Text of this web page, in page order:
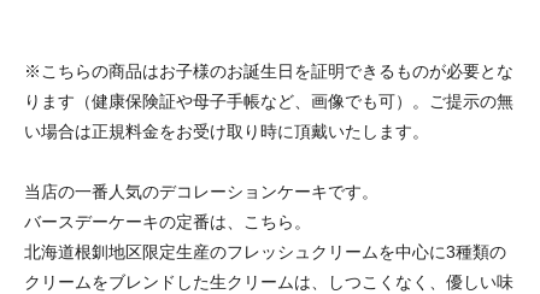
※こちらの商品はお子様のお誕生日を証明できるものが必要とな
ります（健康保険証や母子手帳など、画像でも可）。ご提示の無
い場合は正規料金をお受け取り時に頂戴いたします。
当店の一番人気のデコレーションケーキです。
バースデーケーキの定番は、こちら。
北海道根釧地区限定生産のフレッシュクリームを中心に3種類の
クリームをブレンドした生クリームは、しつこくなく、優しい味